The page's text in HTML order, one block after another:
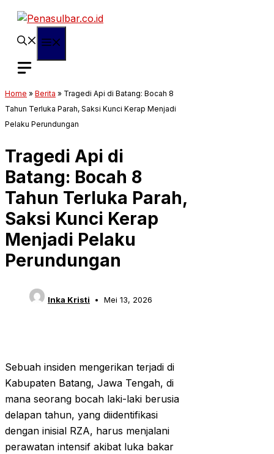
Langsung
Home » Berita » Tragedi Api di Batang: Bocah 8
Tahun Terluka Parah, Saksi Kunci Kerap Menjadi
Pelaku Perundungan
Tragedi Api di
Batang: Bocah 8
Tahun Terluka Parah,
Saksi Kunci Kerap
Menjadi Pelaku
Perundungan
Inka Kristi Mei 13, 2026
Sebuah insiden mengerikan terjadi di
Kabupaten Batang, Jawa Tengah, di
mana seorang bocah laki-laki berusia
delapan tahun, yang diidentifikasi
dengan inisial RZA, harus menjalani
perawatan intensif akibat luka bakar